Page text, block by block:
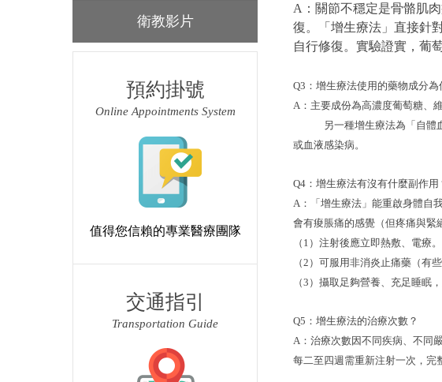
衛教影片
預約掛號
Online Appointments System
值得您信賴的專業醫療團隊
交通指引
Transportation Guide
A：關節不穩定是骨骼肌
復。「增生療法」直接針
自行修復。實驗證實，葡
Q3：增生療法使用的藥物成分為
A：主要成份為高濃度葡萄糖、
另一種增生療法為「自體血小
或血液感染病。
Q4：增生療法有沒有什麼副作用
A：「增生療法」能重啟身體自
會有痠脹痛的感覺（但疼痛與緊
（1）注射後應立即熱敷、電療
（2）可服用非消炎止痛藥（有
（3）攝取足夠營養、充足睡眠
Q5：增生療法的治療次數？
A：治療次數因不同疾病、不同
每二至四週需重新注射一次，完